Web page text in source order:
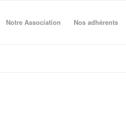
Notre Association Nos adhérents